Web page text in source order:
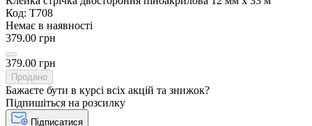
Код: Т708
Немає в наявності
379.00 грн
379.00 грн
Продано
Бажаєте бути в курсі всіх акцій та знижок?
Підпишіться на розсилку
Підписатися